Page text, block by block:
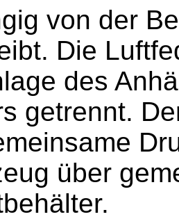
von der
Die
des
getrennt.
über